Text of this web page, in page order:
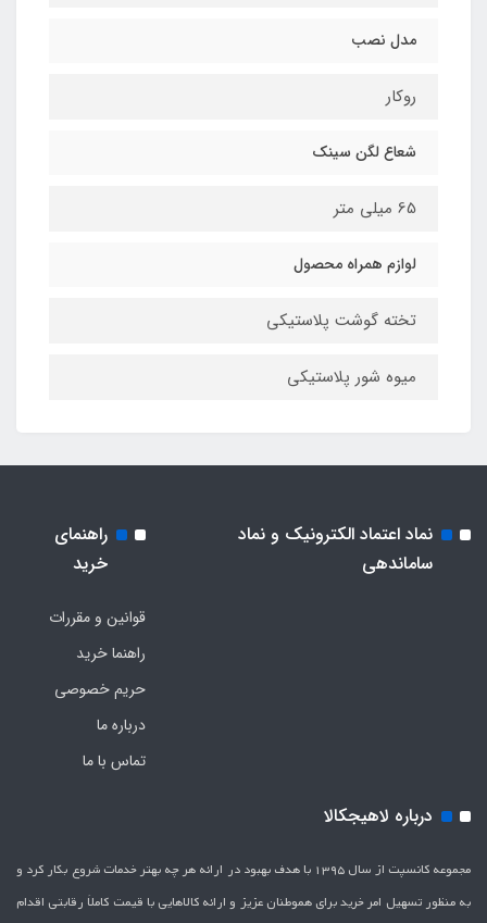
مدل نصب
روکار
شعاع لگن سینک
65 میلی متر
لوازم همراه محصول
تخته گوشت پلاستیکی
میوه شور پلاستیکی
نماد اعتماد الکترونیک و نماد
ساماندهی
راهنمای
خرید
قوانین و مقررات
راهنما خرید
حریم خصوصی
درباره ما
تماس با ما
درباره لاهیجکالا
مجموعه کانسپت از سال 1395 با هدف بهبود در ارائه هر چه بهتر خدمات شروع بکار کرد و
به منظور تسهیل امر خرید برای هموطنان عزیز و ارائه کالاهایی با قیمت کاملاَ رقابتی اقدام